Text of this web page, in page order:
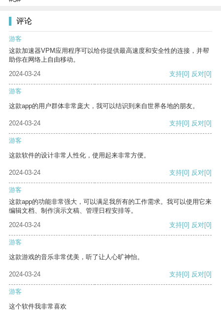
评论
游客
这款加速器VPM应用程序可以给你提供最高速度和安全性的连接，并帮
助你在网络上自由移动。
2024-03-24
支持[0] 反对[0]
游客
这款app的用户群体非常庞大，我可以结识到来自世界各地的朋友。
2024-03-24 支持[0] 反对[0]
游客
这款软件的设计非常人性化，使用起来非常方便。
2024-03-24 支持[0] 反对[0]
游客
这款app的功能非常强大，可以满足我所有的工作需求。我可以使用它来
编辑文档、制作演示文稿、管理日程安排等。
2024-03-24
支持[0] 反对[0]
游客
这款游戏的音乐非常优美，听了让人心旷神怡。
2024-03-24 支持[0] 反对[0]
游客
这个软件我非常喜欢